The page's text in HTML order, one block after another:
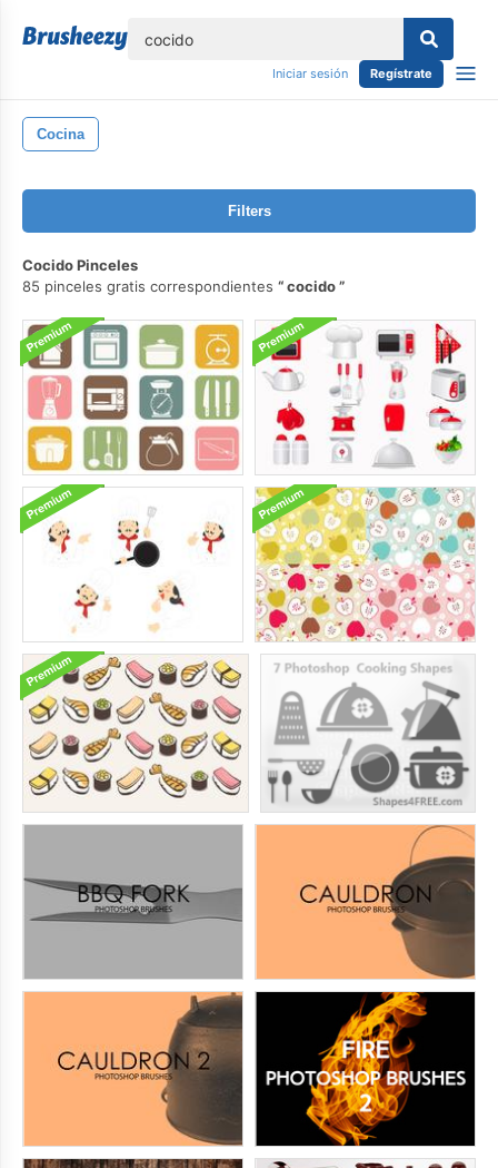
Iniciar sesión Regístrate
Cocina
Filters
Cocido Pinceles
85 pinceles gratis correspondientes
cocido